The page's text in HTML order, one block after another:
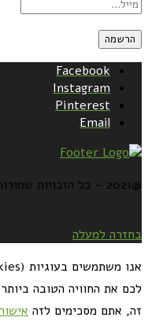
Facebook
Instagram
Pinterest
Email
@2021 - כל הזכויות שמורות למירב גביש | ביצוע
בחזרה למעלה
לכם את החוויה הטובה
זה, אתם מסכימים לזה אישור